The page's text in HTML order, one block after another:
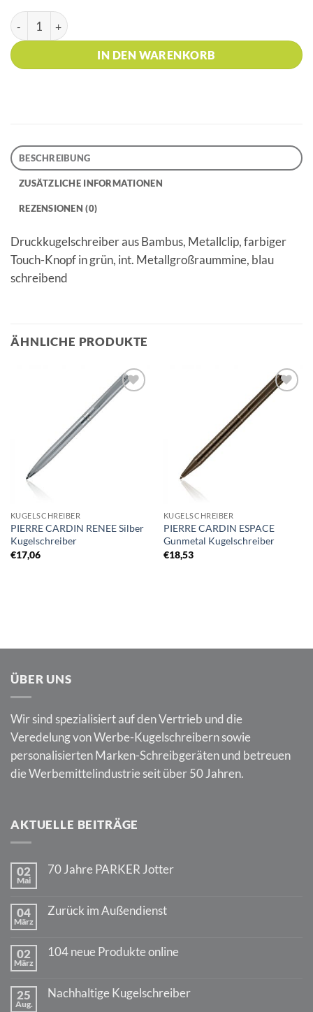
HK - 330 Bambus-Kugelschreiber grün Menge
IN DEN WARENKORB
BESCHREIBUNG
ZUSÄTZLICHE INFORMATIONEN
REZENSIONEN (0)
Druckkugelschreiber aus Bambus, Metallclip, farbiger
Touch-Knopf in grün, int. Metallgroßraummine, blau
schreibend
ÄHNLICHE PRODUKTE
Auf die
KUGELSCHREIBER
PIERRE CARDIN RENEE Silber
Kugelschreiber
€17,06
Auf die
KUGELSCHREIBER
PIERRE CARDIN ESPACE
Gunmetal Kugelschreiber
€18,53
ÜBER UNS
Wir sind spezialisiert auf den Vertrieb und die
Veredelung von Werbe-Kugelschreibern sowie
personalisierten Marken-Schreibgeräten und betreuen
die Werbemittelindustrie seit über 50 Jahren.
AKTUELLE BEITRÄGE
02
Mai
70 Jahre PARKER Jotter
zu
70
04
März
Zurück im Außendienst
zu
Zurück
02
März
104 neue Produkte online
zu
104
25
Aug.
Nachhaltige Kugelschreiber